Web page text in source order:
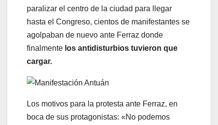
paralizar el centro de la ciudad para llegar
hasta el Congreso, cientos de manifestantes se
agolpaban de nuevo ante Ferraz donde
finalmente los antidisturbios tuvieron que
cargar.
Los motivos para la protesta ante Ferraz, en
boca de sus protagonistas: «No podemos